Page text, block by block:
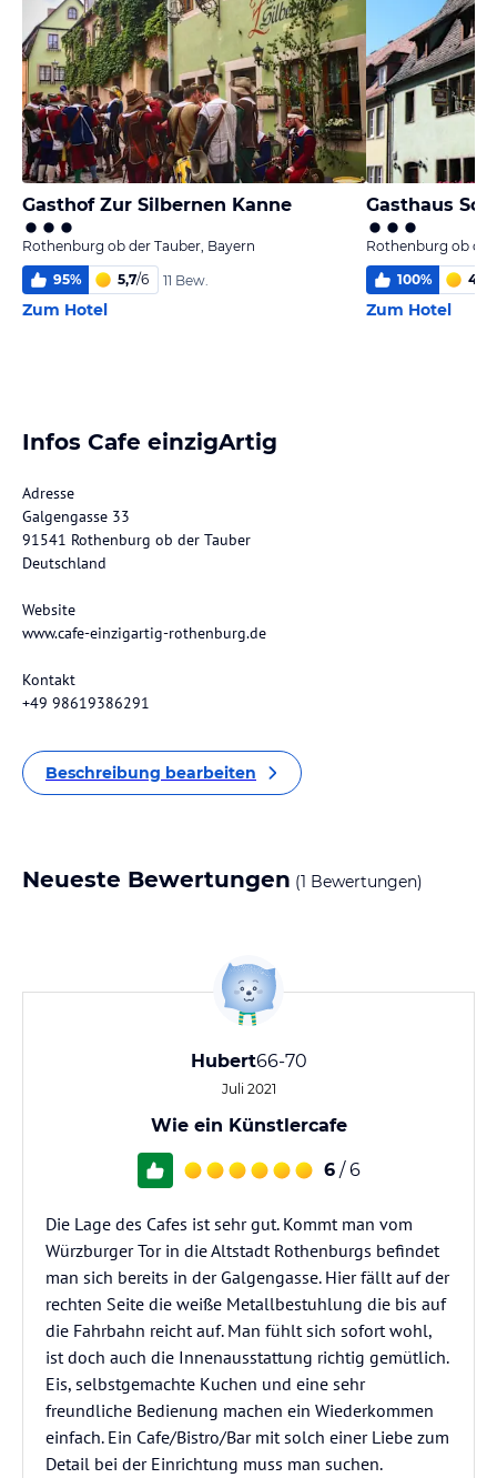
Gasthof Zur Silbernen Kanne
Rothenburg ob der Tauber, Bayern
95% 5,7/6 11 Bew.
Zum Hotel
Rothenburg ob der
100% 4,9
Zum Hotel
Infos Cafe einzigArtig
Adresse
Galgengasse 33
91541 Rothenburg ob der Tauber
Deutschland
Website
www.cafe-einzigartig-rothenburg.de
Kontakt
+49 98619386291
Beschreibung bearbeiten
Neueste Bewertungen (1 Bewertungen)
Hubert66-70
Juli 2021
Wie ein Künstlercafe
6 / 6
Die Lage des Cafes ist sehr gut. Kommt man vom
Würzburger Tor in die Altstadt Rothenburgs befindet
man sich bereits in der Galgengasse. Hier fällt auf der
rechten Seite die weiße Metallbestuhlung die bis auf
die Fahrbahn reicht auf. Man fühlt sich sofort wohl,
ist doch auch die Innenausstattung richtig gemütlich.
Eis, selbstgemachte Kuchen und eine sehr
freundliche Bedienung machen ein Wiederkommen
einfach. Ein Cafe/Bistro/Bar mit solch einer Liebe zum
Detail bei der Einrichtung muss man suchen.